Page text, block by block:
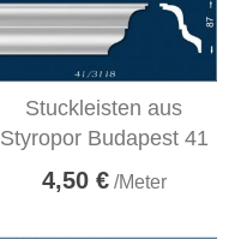
Stuckleisten aus
Styropor Budapest 41
4,50 €/Meter